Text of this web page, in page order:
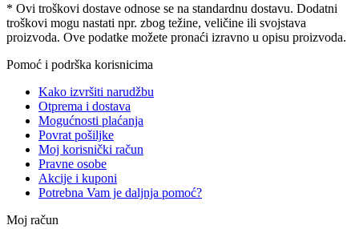
* Ovi troškovi dostave odnose se na standardnu ​​dostavu. Dodatni
troškovi mogu nastati npr. zbog težine, veličine ili svojstava
proizvoda. Ove podatke možete pronaći izravno u opisu proizvoda.
Pomoć i podrška korisnicima
Kako izvršiti narudžbu
Otprema i dostava
Mogućnosti plaćanja
Povrat pošiljke
Moj korisnički račun
Pravne osobe
Akcije i kuponi
Potrebna Vam je daljnja pomoć?
Moj račun